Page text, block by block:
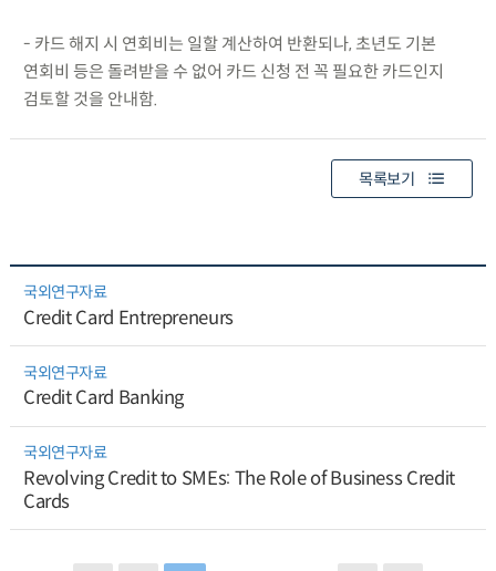
- 카드 해지 시 연회비는 일할 계산하여 반환되나, 초년도 기본
연회비 등은 돌려받을 수 없어 카드 신청 전 꼭 필요한 카드인지
검토할 것을 안내함.
목록보기
국외연구자료
Credit Card Entrepreneurs
국외연구자료
Credit Card Banking
국외연구자료
Revolving Credit to SMEs: The Role of Business Credit
Cards